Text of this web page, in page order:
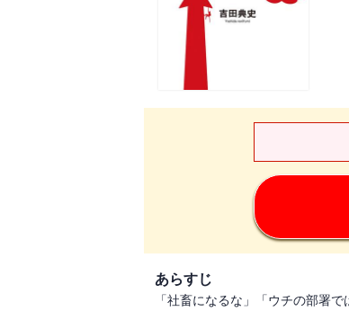
あらすじ
「社畜になるな」「ウチの部署